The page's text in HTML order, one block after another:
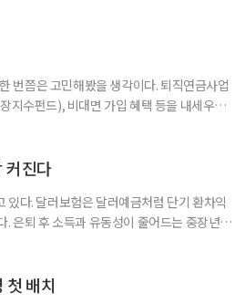
볼 만
번쯤은 고민해봤을 생각이다. 퇴직연금사업
지수펀드), 비대면 가입 혜택 등을 내세우며
률 숫자는 기준에 따라달라질 수 있다.
커진다
다. 달러보험은 달러예금처럼 단기 환차익
은퇴 후 소득과 유동성이 줄어드는 중장년층
다. 달러보험은 보험료를 달러로 내고
첫 배치